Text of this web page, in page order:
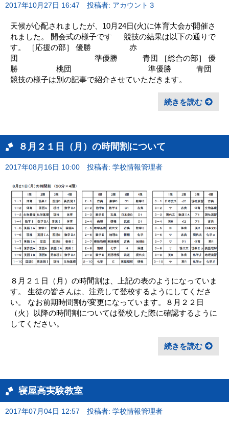
2017年10月27日 16:47 投稿者: アカウント３
天候が心配されましたが、10月24日(火)に体育大会が開催さ
れました。 開会式の様子です 競技の結果は以下の通りで
す。 ［応援の部］ 優勝 赤
団 準優勝 青団 ［総合の部］ 優
勝 桃団 準優勝 青団
競技の様子は別の記事で紹介させていただきます。
続きを読む
８月２１日（月）の時間割について
2017年08月16日 10:00 投稿者: 学校情報管理者
８月２１日（月）の時間割は、上記の表のようになっていま
す。 生徒の皆さんは、注意して登校するようにしてくださ
い。 なお前期時間割が変更になっています。８月２２日
（火）以降の時間割については登校した際に確認するように
してください。
続きを読む
寝屋高実験教室
2017年07月04日 12:57 投稿者: 学校情報管理者